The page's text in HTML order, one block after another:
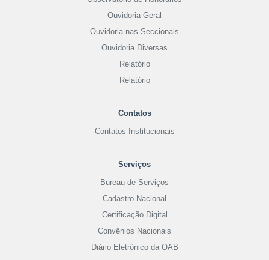
Ouvidoria Geral
Ouvidoria nas Seccionais
Ouvidoria Diversas
Relatório
Relatório
Contatos
Contatos Institucionais
Serviços
Bureau de Serviços
Cadastro Nacional
Certificação Digital
Convênios Nacionais
Diário Eletrônico da OAB